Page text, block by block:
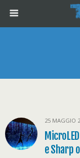
25 MAGGIO
e Sharp